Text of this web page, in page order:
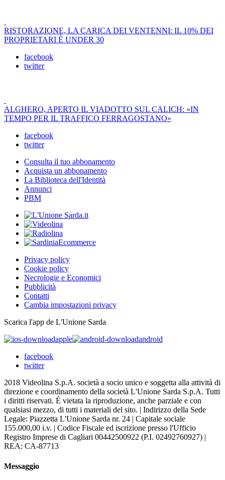
RISTORAZIONE, LA CARICA DEI VENTENNI: IL 10% DEI
PROPRIETARI È UNDER 30
facebook
twitter
ALGHERO, APERTO IL VIADOTTO SUL CALICH: «IN
TEMPO PER IL TRAFFICO FERRAGOSTANO»
facebook
twitter
Consulta il tuo abbonamento
Acquista un abbonamento
La Biblioteca dell'Identità
Annunci
PBM
Privacy policy
Cookie policy
Necrologie e Economici
Pubblicità
Contatti
Cambia impostazioni privacy
Scarica l'app de L'Unione Sarda
apple
android
facebook
twitter
2018 Videolina S.p.A. società a socio unico e soggetta alla attività di
direzione e coordinamento della società L'Unione Sarda S.p.A. Tutti
i diritti riservati. É vietata la riproduzione, anche parziale e con
qualsiasi mezzo, di tutti i materiali del sito. | Indirizzo della Sede
Legale: Piazzetta L'Unione Sarda nr. 24 | Capitale sociale
155.000,00 i.v. | Codice Fiscale ed iscrizione presso l'Ufficio
Registro Imprese di Cagliari 00442500922 (P.I. 02492760927) |
REA: CA-87713
Messaggio